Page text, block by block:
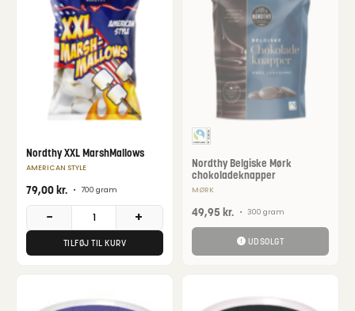
Nordthy XXL MarshMallows
AMERICAN STYLE
79,00kr. • 700 gram
− +
TILFØJ TIL KURV
Nordthy Belgiske Mørk
chokoladeknapper
MØRK
49,95kr. • 300 gram
UDSOLGT